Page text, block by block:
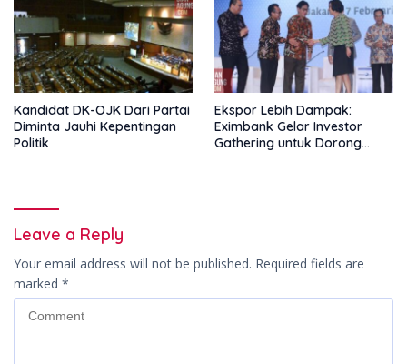
Kandidat DK-OJK Dari Partai
Diminta Jauhi Kepentingan
Politik
Ekspor Lebih Dampak:
Eximbank Gelar Investor
Gathering untuk Dorong
Leave a Reply
Your email address will not be published. Required fields are
marked *